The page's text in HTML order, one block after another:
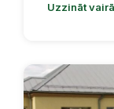
Uzzināt